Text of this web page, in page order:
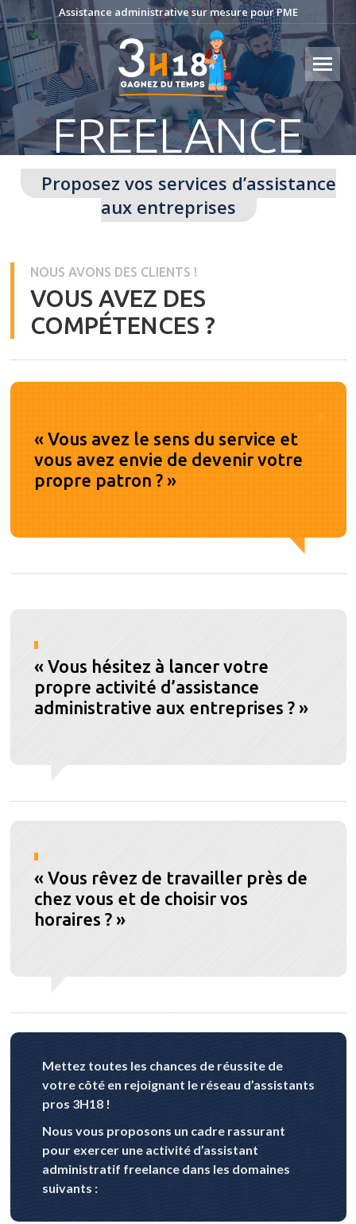
Assistance administrative sur mesure pour PME
FREELANCE
Proposez vos services d’assistance
aux entreprises
NOUS AVONS DES CLIENTS !
VOUS AVEZ DES
COMPÉTENCES ?
« Vous avez le sens du service et
vous avez envie de devenir votre
propre patron ? »
« Vous hésitez à lancer votre
propre activité d’assistance
administrative aux entreprises ? »
« Vous rêvez de travailler près de
chez vous et de choisir vos
horaires ? »
Mettez toutes les chances de réussite de
votre côté en rejoignant le réseau d’assistants
pros 3H18 !
Nous vous proposons un cadre rassurant
pour exercer une activité d’assistant
administratif freelance dans les domaines
suivants :